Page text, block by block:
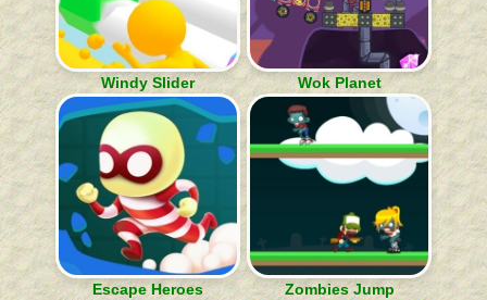
Windy Slider Wok Planet
Escape Heroes Zombies Jump